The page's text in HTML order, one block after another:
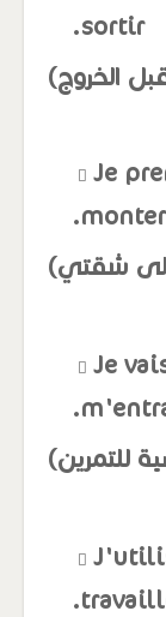
sortir.
Je
Je